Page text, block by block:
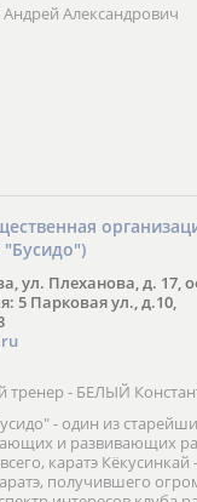
Александрович
ул. Плеханова, д. 17,
5 Парковая ул., д.10,
тренер - БЕЛЫЙ
- один из
и развивающих
каратэ
получившего